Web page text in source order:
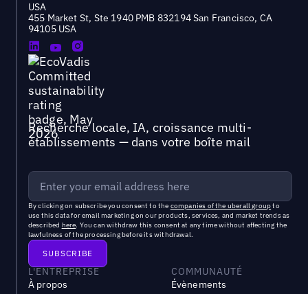
USA
455 Market St, Ste 1940 PMB 832194 San Francisco, CA
94105 USA
Recherche locale, IA, croissance multi-
établissements — dans votre boîte mail
By clicking on subscribe you consent to the companies of the uberall groupto
use this data for email marketing on our products, services, and market trends as
described here. You can withdraw this consent at any time without affecting the
lawfulness of the processing before its withdrawal.
L'ENTREPRISE
À propos
COMMUNAUTÉ
Évènements